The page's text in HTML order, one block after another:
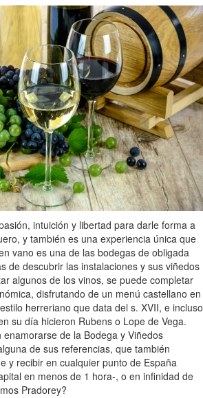
intuición y libertad para darle forma a
y también es una experiencia única que
vano es una de las bodegas de obligada
de descubrir las instalaciones y sus viñedos
algunos de los vinos, se puede completar
disfrutando de un menú castellano en
herreriano que data del s. XVII, e incluso
su día hicieron Rubens o Lope de Vega.
de la Bodega y Viñedos
de sus referencias, que también
y recibir en cualquier punto de España
en menos de 1 hora-, o en infinidad de
Pradorey?